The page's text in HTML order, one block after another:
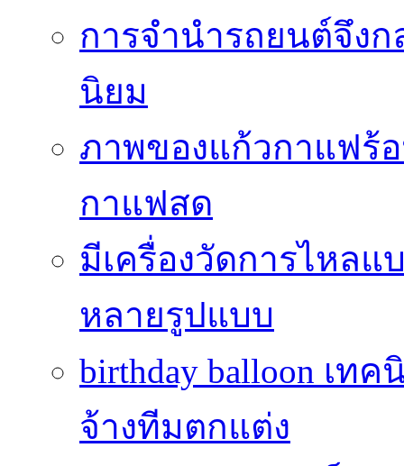
การจำนำรถยนต์จึงก
นิยม
ภาพของแก้วกาแฟร้
กาแฟสด
มีเครื่องวัดการไหล
หลายรูปแบบ
birthday balloon เท
จ้างทีมตกแต่ง